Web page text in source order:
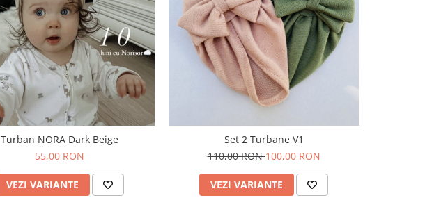
Turban NORA Dark Beige
55,00 RON
VEZI VARIANTE
Set 2 Turbane V1
110,00 RON100,00 RON
VEZI VARIANTE